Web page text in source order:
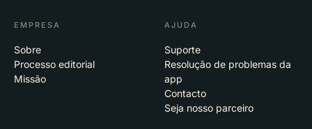
EMPRESA
Sobre
Processo editorial
Missão
AJUDA
Suporte
Resolução de problemas da
app
Contacto
Seja nosso parceiro